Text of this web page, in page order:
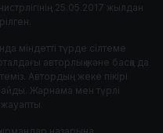
25.05.2017 жылдан
міндетті түрде сілтеме
авторлық және басқа да
Автордың жеке пікірі
Жарнама мен түрлі